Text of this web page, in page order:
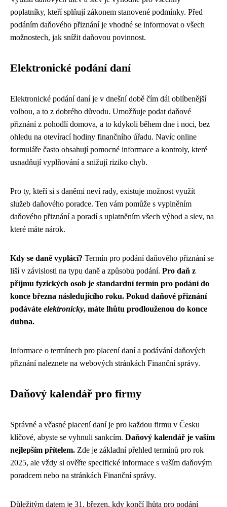
poplatníky, kteří splňují zákonem stanovené podmínky. Před
podáním daňového přiznání je vhodné se informovat o všech
možnostech, jak snížit daňovou povinnost.
Elektronické podání daní
Elektronické podání daní je v dnešní době čím dál oblíbenější
volbou, a to z dobrého důvodu. Umožňuje podat daňové
přiznání z pohodlí domova, a to kdykoli během dne i noci, bez
ohledu na otevírací hodiny finančního úřadu. Navíc online
formuláře často obsahují pomocné informace a kontroly, které
usnadňují vyplňování a snižují riziko chyb.
Pro ty, kteří si s daněmi neví rady, existuje možnost využít
služeb daňového poradce. Ten vám pomůže s vyplněním
daňového přiznání a poradí s uplatněním všech výhod a slev, na
které máte nárok.
Kdy se daně vyplácí? Termín pro podání daňového přiznání se
liší v závislosti na typu daně a způsobu podání. Pro daň z
příjmu fyzických osob je standardní termín pro podání do
konce března následujícího roku. Pokud daňové přiznání
podáváte elektronicky, máte lhůtu prodlouženou do konce
dubna.
Informace o termínech pro placení daní a podávání daňových
přiznání naleznete na webových stránkách Finanční správy.
Daňový kalendář pro firmy
Správné a včasné placení daní je pro každou firmu v Česku
klíčové, abyste se vyhnuli sankcím. Daňový kalendář je vaším
nejlepším přítelem. Zde je základní přehled termínů pro rok
2025, ale vždy si ověřte specifické informace s vaším daňovým
poradcem nebo na stránkách Finanční správy.
Důležitým datem je 31. březen, kdy končí lhůta pro podání